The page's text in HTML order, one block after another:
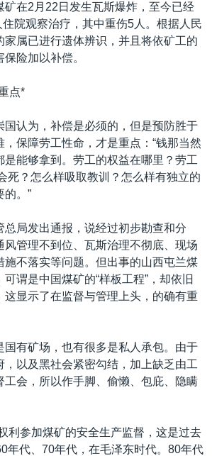
矿在2月22日发生瓦斯爆炸，至今已经
院观察治疗，其中重伤5人。根据人民
家属已进行遗体辨识，并且将依矿工的
险加以补偿。
点*
国认为，补偿是必须的，但是预防胜于
保障劳工性命，才是重点：“钱那当然
是能够拿到。劳工的权益在哪里？劳工
死？怎么样吸取教训？怎么样有独立的
的。”
总局发出通报，说经过初步勘查和分
风管理不到位、瓦斯治理不彻底、现场
施不落实等问题。但出事的山西屯兰煤
谓是中国煤矿的“样板工程”，却依旧
这显示了在监督与管理上头，的确有重
国有矿场，也有很多是私人承包。由于
，以及黑社会紧密勾结，加上缺乏由工
工会，所以作手脚、偷懒、包庇、隐瞒
利参加煤矿的安全生产监督，这是过去
年代、70年代，在毛泽东时代。80年代